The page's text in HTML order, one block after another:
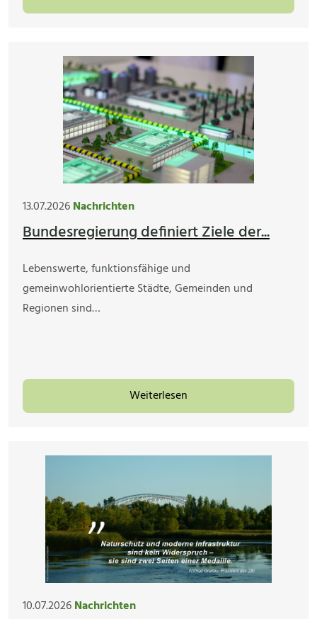
13.07.2026Nachrichten
Bundesregierung definiert Ziele der...
Lebenswerte, funktionsfähige und
gemeinwohlorientierte Städte, Gemeinden und
Regionen sind…
Weiterlesen
10.07.2026Nachrichten